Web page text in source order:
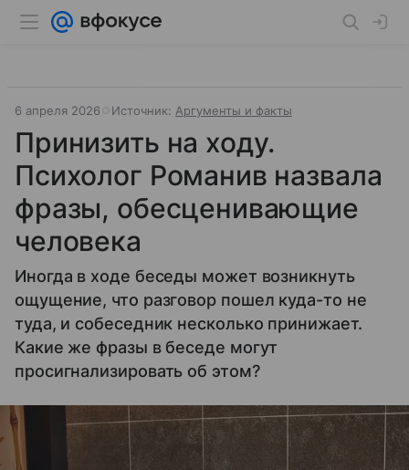
6 апреля 2026 Источник: Аргументы и факты
Принизить на ходу.
Психолог Романив назвала
фразы, обесценивающие
человека
Иногда в ходе беседы может возникнуть
ощущение, что разговор пошел куда-то не
туда, и собеседник несколько принижает.
Какие же фразы в беседе могут
просигнализировать об этом?